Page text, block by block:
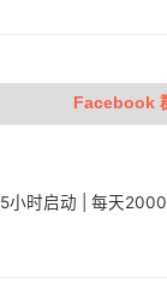
Facebook
小时启动 | 每天